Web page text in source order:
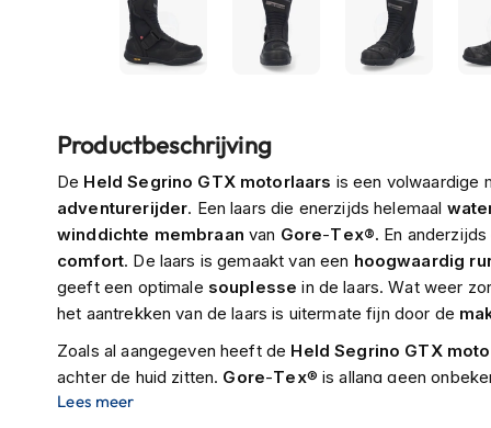
Heren
Dames
scooterhelmen
Kinder
scooterhelmen
Integraalhelmen
naar
begin
van
de
afbeeldingen-
gallerij
Productbeschrijving
De Held Segrino GTX motorlaars is een volwaardige
adventurerijder. Een laars die enerzijds helemaal
winddichte membraan van Gore-Tex®. En
comfort. De laars is gemaakt van een hoogwaardig
geeft een optimale souplesse in de laars. Wat weer
het aantrekken van de laars is uitermate fijn door de
Zoals al aangegeven heeft de Held Segrino GTX
achter de huid zitten. Gore-Tex® is allang geen
merken in de wereld werkt
Lees meer